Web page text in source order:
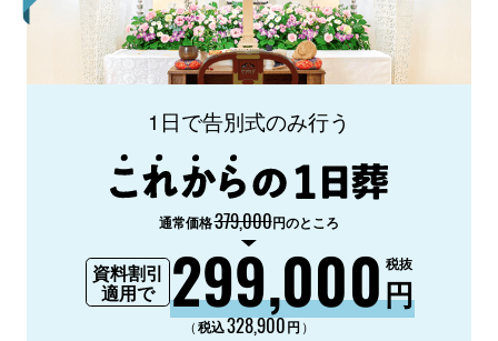
1日で告別式のみ行う
通常価格379,000円のところ
資料割引
適用で
299,000円
税抜
（税込328,900円 ）